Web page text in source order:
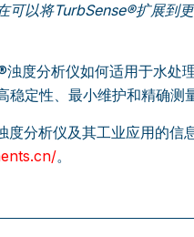
可以将TurbSense®扩展到
度分析仪如何适用于水处
定性、最小维护和精确测量
分析仪及其工业应用的信
。